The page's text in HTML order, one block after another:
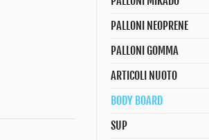
PALLONI NEOPRENE
PALLONI GOMMA
ARTICOLI NUOTO
BODY BOARD
SUP